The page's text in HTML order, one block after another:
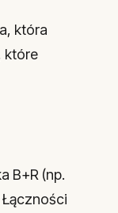
która
które
B+R (np.